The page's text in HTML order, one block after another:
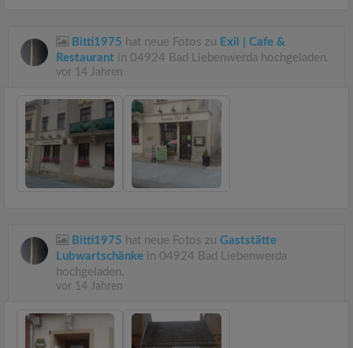
Bitti1975 hat neue Fotos zu Exil | Cafe &
Restaurant in 04924 Bad Liebenwerda hochgeladen.
vor 14 Jahren
Bitti1975 hat neue Fotos zu Gaststätte
Lubwartschänke in 04924 Bad Liebenwerda
hochgeladen.
vor 14 Jahren